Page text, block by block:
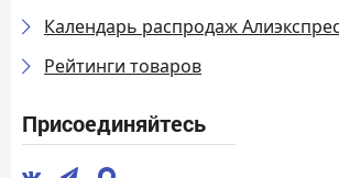
Календарь распродаж
Рейтинги товаров
Присоединяйтесь